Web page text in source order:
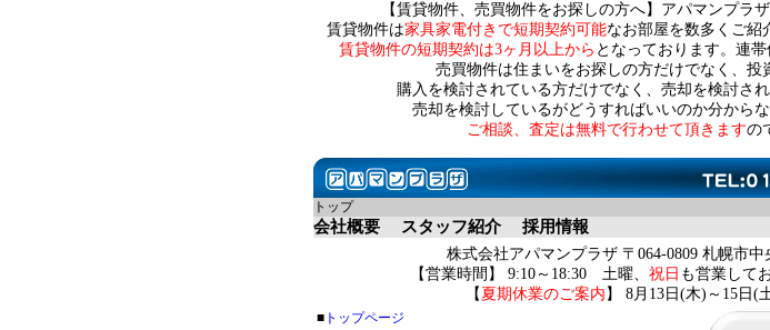
【賃貸物件、売買物件をお探しの方へ】アパマンプラ
賃貸物件は家具家電付きで短期契約可能なお部屋を数多くご紹
賃貸物件の短期契約は3ヶ月以上から となっております。連
売買物件は住まいをお探しの方だけでなく、投
購入を検討されている方だけでなく、売却を検討さ
売却を検討しているがどうすればいいのか分から
ご相談、査定は無料で行わせて頂きますの
トップ
会社概要 スタッフ紹介 採用情報
株式会社アパマンプラザ 〒064-0809 札幌市中
【営業時間】 9:10～18:30 土曜、 祝日 も営業して
【 夏期休業のご案内 】 8月13日(木)～15日(
■ トップページ